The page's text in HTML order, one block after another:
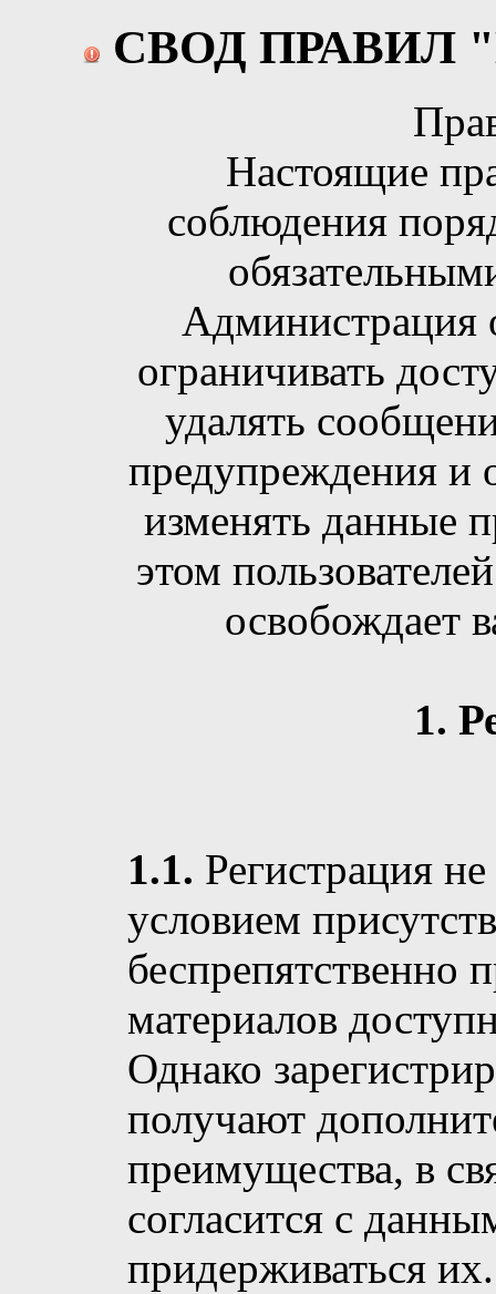
СВОД ПРАВИЛ
Настоящие
соблюдения
Администрация
ограничивать
удалять
предупреждения и
изменять данные
этом
освобождает
1.
1.1. Регистрация
условием
беспрепятственно
материалов
Однако
получают
преимущества, в
согласится с
придерживаться их.